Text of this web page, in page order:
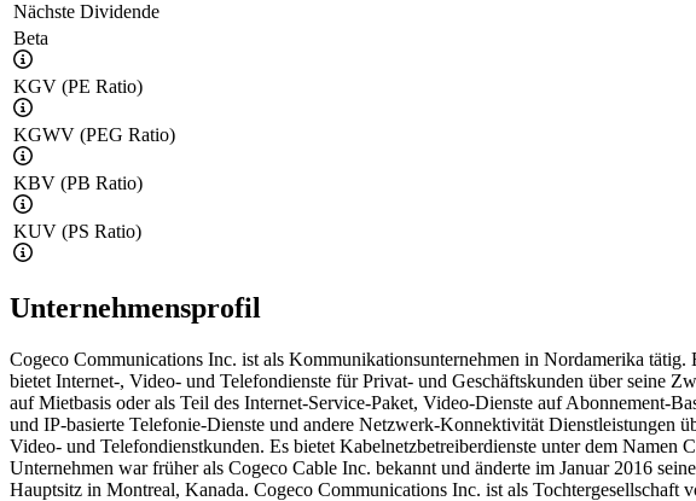
Nächste Dividende
Beta
KGV (PE Ratio)
KGWV (PEG Ratio)
KBV (PB Ratio)
KUV (PS Ratio)
Unternehmensprofil
Cogeco Communications Inc. ist als Kommunikationsunternehmen in Nordamerika
bietet Internet-, Video- und Telefondienste für Privat- und Geschäftskunden über seine
auf Mietbasis oder als Teil des Internet-Service-Paket, Video-Dienste auf Abonnement-
und IP-basierte Telefonie-Dienste und andere Netzwerk-Konnektivität Dienstleistungen
Video- und Telefondienstkunden. Es bietet Kabelnetzbetreiberdienste unter dem
Unternehmen war früher als Cogeco Cable Inc. bekannt und änderte im Januar 2016
Hauptsitz in Montreal, Kanada. Cogeco Communications Inc. ist als Tochtergesellschaft